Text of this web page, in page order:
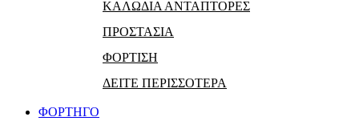
ΚΑΛΩΔΙΑ ΑΝΤΑΠΤΟΡΕΣ
ΠΡΟΣΤΑΣΙΑ
ΦΟΡΤΙΣΗ
ΔΕΙΤΕ ΠΕΡΙΣΣΟΤΕΡΑ
ΦΟΡΤΗΓΟ